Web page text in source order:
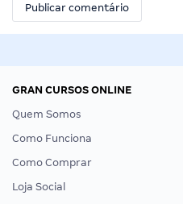
GRAN CURSOS ONLINE
Quem Somos
Como Funciona
Como Comprar
Loja Social